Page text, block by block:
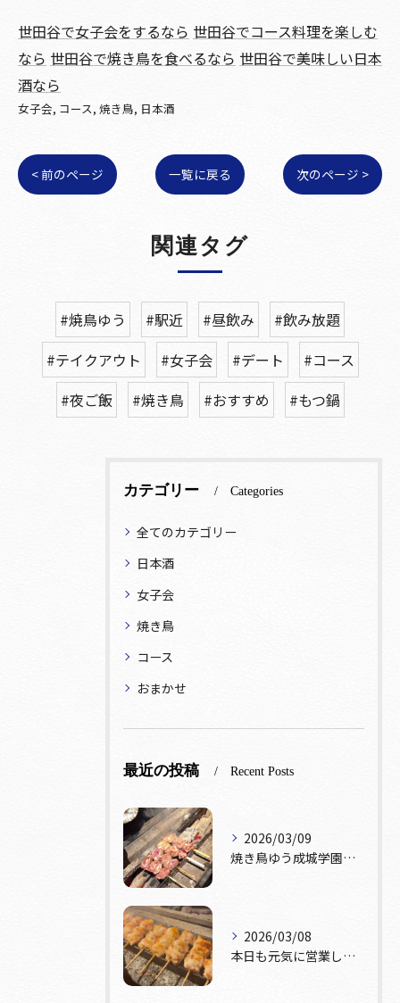
世田谷で女子会をするなら 世田谷でコース料理を楽しむ
なら 世田谷で焼き鳥を食べるなら 世田谷で美味しい日本
酒なら
女子会 コース 焼き鳥 日本酒
< 前のページ 一覧に戻る 次のページ >
関連タグ
#焼鳥ゆう #駅近 #昼飲み
#飲み放題
#テイクアウト
#女子会 #デート
#コース
#夜ご飯
#焼き鳥 #おすすめ #もつ鍋
カテゴリー Categories
全てのカテゴリー
日本酒
女子会
焼き鳥
コース
おまかせ
最近の投稿 Recent Posts
2026/03/09
焼き鳥ゆう成城学園前店です！本日テーブル席おひとつ、カウンタ...
2026/03/08
本日も元気に営業しております！🔥